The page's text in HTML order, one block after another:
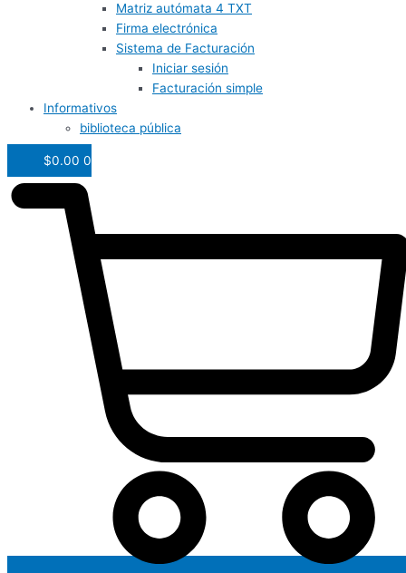
Matriz autómata 4 TXT
Firma electrónica
Sistema de Facturación
Iniciar sesión
Facturación simple
Informativos
biblioteca pública
$0.00 0